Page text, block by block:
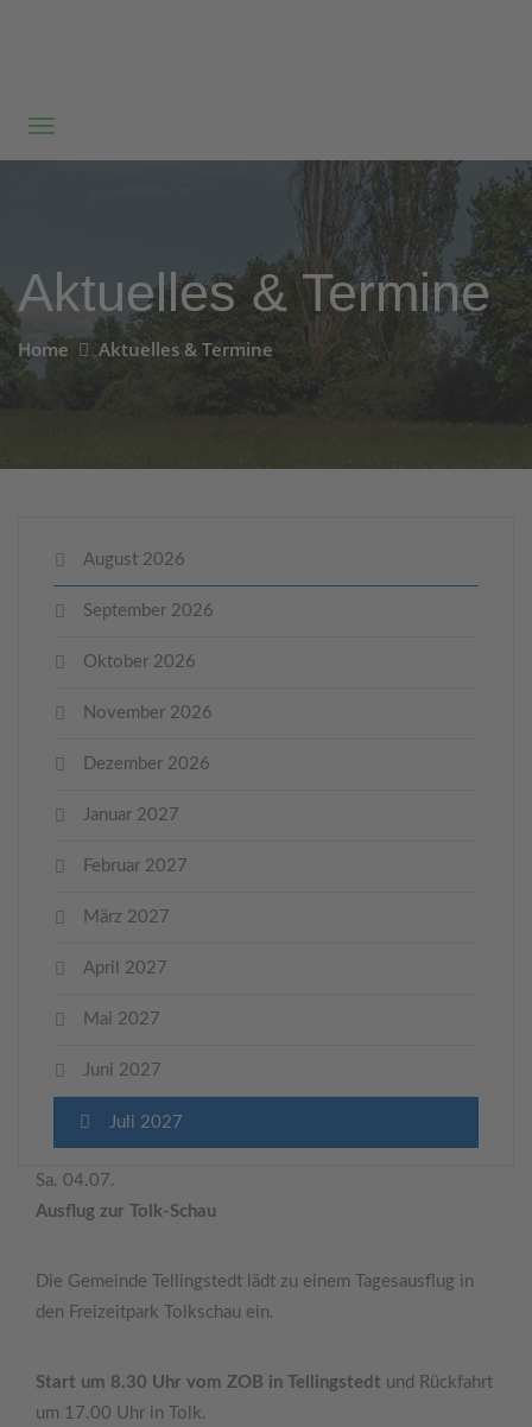
Aktuelles & Termine
Home Aktuelles & Termine
August 2026
September 2026
Oktober 2026
November 2026
Dezember 2026
Januar 2027
Februar 2027
März 2027
April 2027
Mai 2027
Juni 2027
Juli 2027
Sa. 04.07.
Ausflug zur Tolk-Schau
Die Gemeinde Tellingstedt lädt zu einem Tagesausflug in
den Freizeitpark Tolkschau ein.
Start um 8.30 Uhr vom ZOB in Tellingstedt und Rückfahrt
um 17.00 Uhr in Tolk.